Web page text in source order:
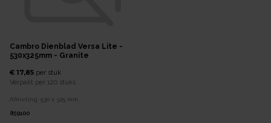
Cambro Dienblad Versa Lite -
530x325mm - Granite
€ 17,85 per stuk
Verpakt per 120 stuks
Afmeting: 530 x 325 mm
859100